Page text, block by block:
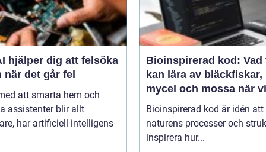
hjälper dig att felsöka
när det går fel
att smarta hem och
assistenter blir allt
har artificiell intelligens
Bioinspirerad kod: Vad
kan lära av bläckfiskar,
mycel och mossa när vi
bygger nya system
Bioinspirerad kod är idén
naturens processer och
inspirera hur...